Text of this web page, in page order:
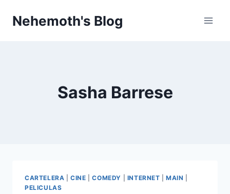
Nehemoth's Blog
Sasha Barrese
CARTELERA |CINE |COMEDY INTERNET |MAIN
PELICULAS